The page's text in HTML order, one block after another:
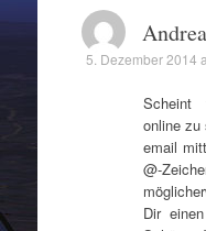
5. Dezember 2014
Scheint
online zu
email
@-
Dir